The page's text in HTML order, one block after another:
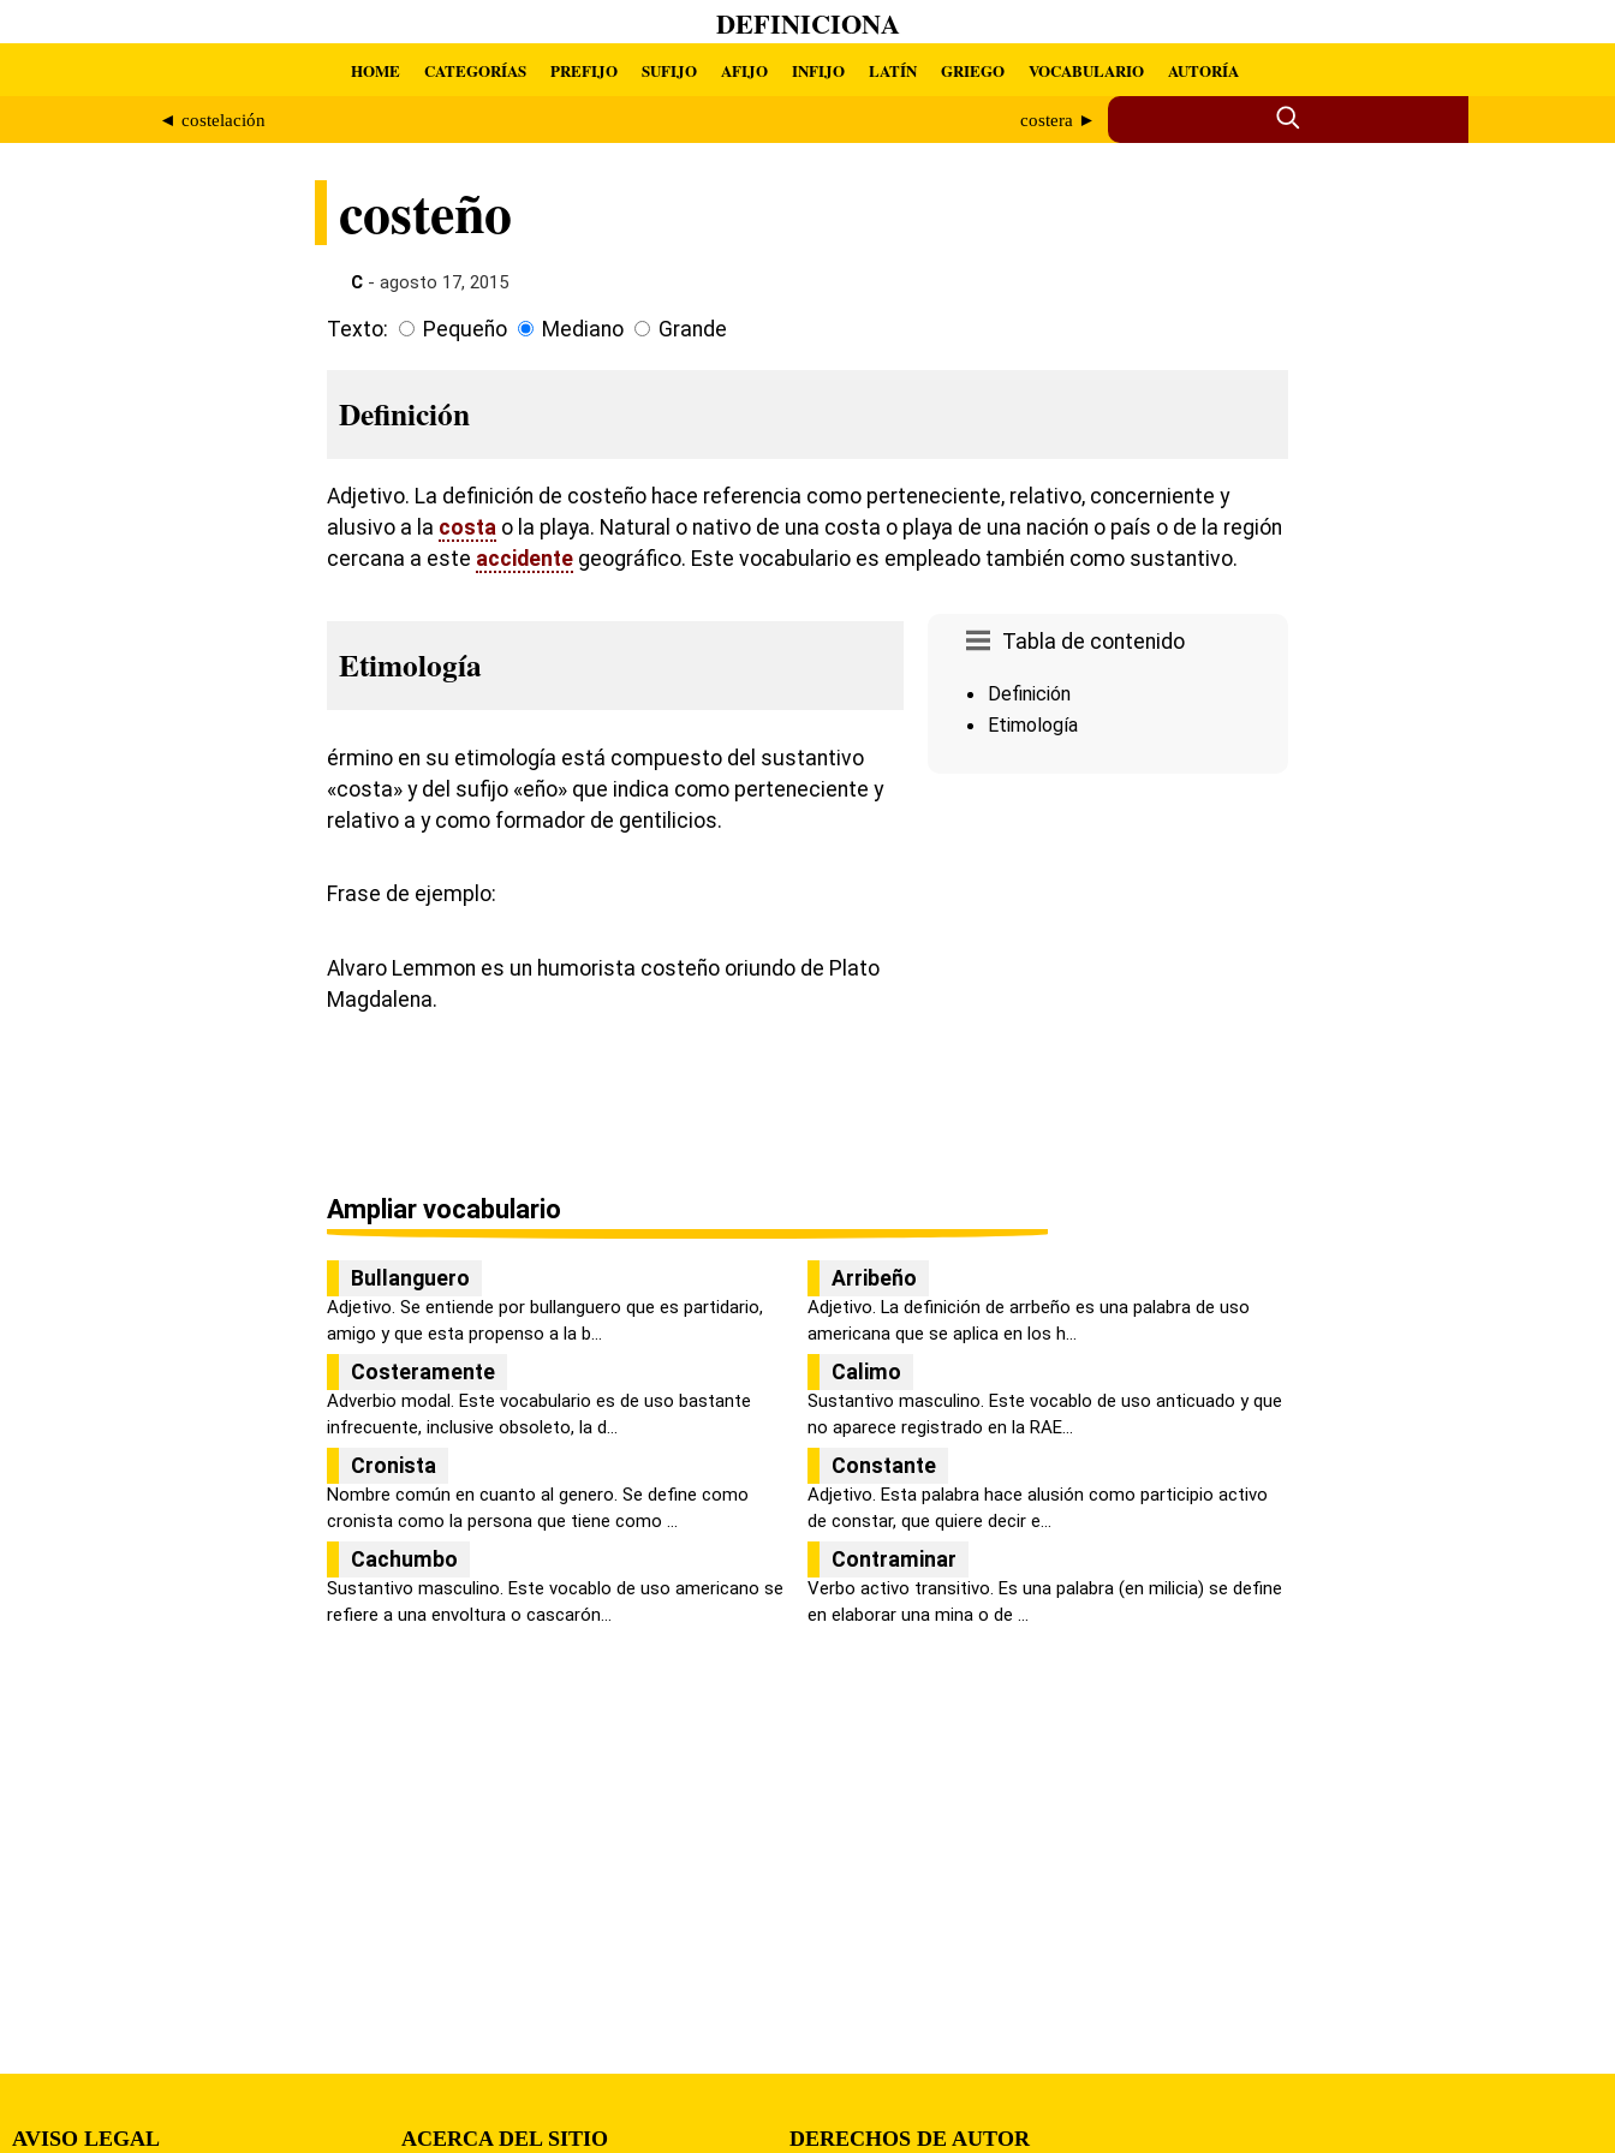
DEFINICIONA
HOME CATEGORÍAS PREFIJO SUFIJO AFIJO INFIJO LATÍN GRIEGO VOCABULARIO AUTORÍA
◄ costelación costera ►
costeño
C - agosto 17, 2015
Texto: Pequeño Mediano Grande
Definición
Adjetivo. La definición de costeño hace referencia como perteneciente, relativo, concerniente y
alusivo a la costa o la playa. Natural o nativo de una costa o playa de una nación o país o de la región
cercana a este accidente geográfico. Este vocabulario es empleado también como sustantivo.
Tabla de contenido
Definición
Etimología
Etimología
érmino en su etimología está compuesto del sustantivo
«costa» y del sufijo «eño» que indica como perteneciente y
relativo a y como formador de gentilicios.
Frase de ejemplo:
Alvaro Lemmon es un humorista costeño oriundo de Plato
Magdalena.
Ampliar vocabulario
Bullanguero
Adjetivo. Se entiende por bullanguero que es partidario,
amigo y que esta propenso a la b...
Arribeño
Adjetivo. La definición de arrbeño es una palabra de uso
americana que se aplica en los h...
Costeramente
Adverbio modal. Este vocabulario es de uso bastante
infrecuente, inclusive obsoleto, la d...
Calimo
Sustantivo masculino. Este vocablo de uso anticuado y que
no aparece registrado en la RAE...
Cronista
Nombre común en cuanto al genero. Se define como
cronista como la persona que tiene como ...
Constante
Adjetivo. Esta palabra hace alusión como participio activo
de constar, que quiere decir e...
Cachumbo
Sustantivo masculino. Este vocablo de uso americano se
refiere a una envoltura o cascarón...
Contraminar
Verbo activo transitivo. Es una palabra (en milicia) se define
en elaborar una mina o de ...
AVISO LEGAL ACERCA DEL SITIO DERECHOS DE AUTOR